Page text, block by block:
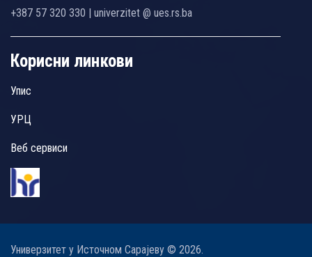
+387 57 320 330 | univerzitet @ ues.rs.ba
Корисни линкови
Упис
УРЦ
Веб сервиси
Универзитет у Источном Сарајеву © 2026.